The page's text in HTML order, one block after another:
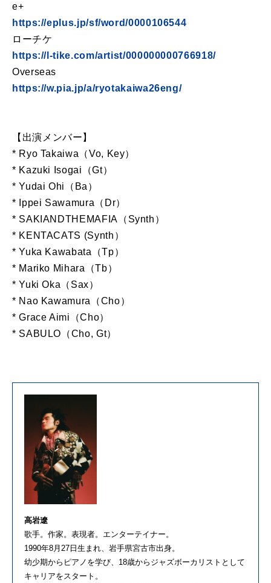
e+
https://eplus.jp/sf/word/0000106544
ローチケ
https://l-tike.com/artist/000000000766918/
Overseas
https://w.pia.jp/a/ryotakaiwa26eng/
【出演メンバー】
* Ryo Takaiwa（Vo, Key）
* Kazuki Isogai（Gt）
* Yudai Ohi（Ba）
* Ippei Sawamura（Dr）
* SAKIANDTHEMAFIA（Synth）
* KENTACATS (Synth）
* Yuka Kawabata（Tp）
* Mariko Mihara（Tb）
* Yuki Oka（Sax）
* Nao Kawamura（Cho）
* Grace Aimi（Cho）
* SABULO（Cho, Gt）
高岩遼
歌手。作家。表現者。エンターテイナー。
1990年8月27日生まれ、岩手県宮古市出身。
幼少期からピアノを学び、18歳からジャズボーカリストとして
キャリアをスタート。